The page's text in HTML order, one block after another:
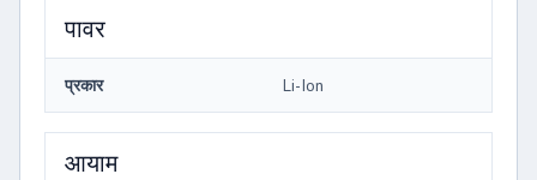
पावर
प्रकार Li-Ion
आयाम